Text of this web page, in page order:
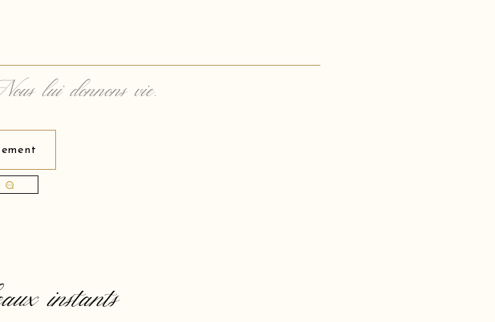
lui donnons vie.
instants